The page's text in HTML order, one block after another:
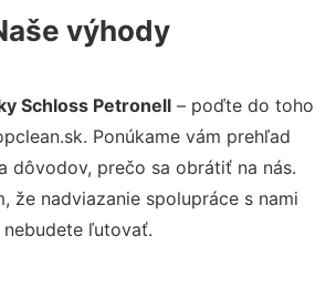
výhody
Schloss Petronell– poďte do toho
Ponúkame vám prehľad
dôvodov, prečo sa obrátiť na nás.
že nadviazanie spolupráce s nami
nebudete ľutovať.